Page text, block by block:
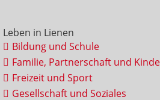
Leben in Lienen
Bildung und Schule
Familie, Partnerschaft und
Freizeit und Sport
Gesellschaft und Soziales